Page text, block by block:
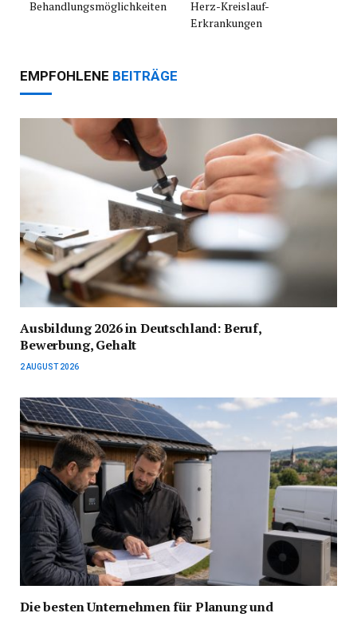
Behandlungsmöglichkeiten
Herz-Kreislauf-
Erkrankungen
EMPFOHLENE BEITRÄGE
Ausbildung 2026 in Deutschland: Beruf,
Bewerbung, Gehalt
2 AUGUST 2026
Die besten Unternehmen für Planung und